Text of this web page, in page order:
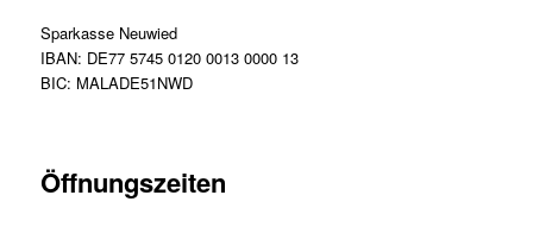
Sparkasse Neuwied
IBAN: DE77 5745 0120 0013 0000 13
BIC: MALADE51NWD
Öffnungszeiten